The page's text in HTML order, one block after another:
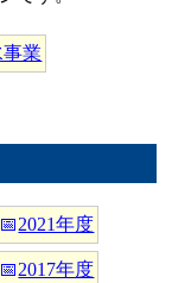
業
📅2021年度
📅2017年度